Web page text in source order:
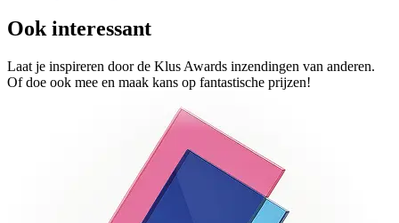
Ook interessant
Laat je inspireren door de Klus Awards inzendingen van anderen.
Of doe ook mee en maak kans op fantastische prijzen!